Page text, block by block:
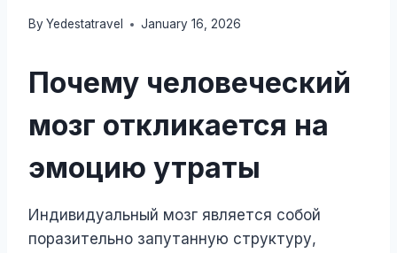
By Yedestatravel January 16, 2026
Почему человеческий
мозг откликается на
эмоцию утраты
Индивидуальный мозг является собой
поразительно запутанную структуру,